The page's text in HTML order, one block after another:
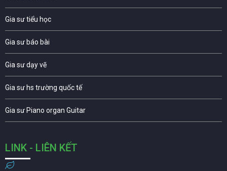
Gia sư tiểu học
Gia sư báo bài
Gia sư dạy vẽ
Gia sư hs trường quốc tế
Gia sư Piano organ Guitar
LINK - LIÊN KẾT